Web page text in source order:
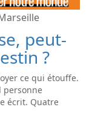
peut-
?
ce qui étouffe.
personne
écrit. Quatre